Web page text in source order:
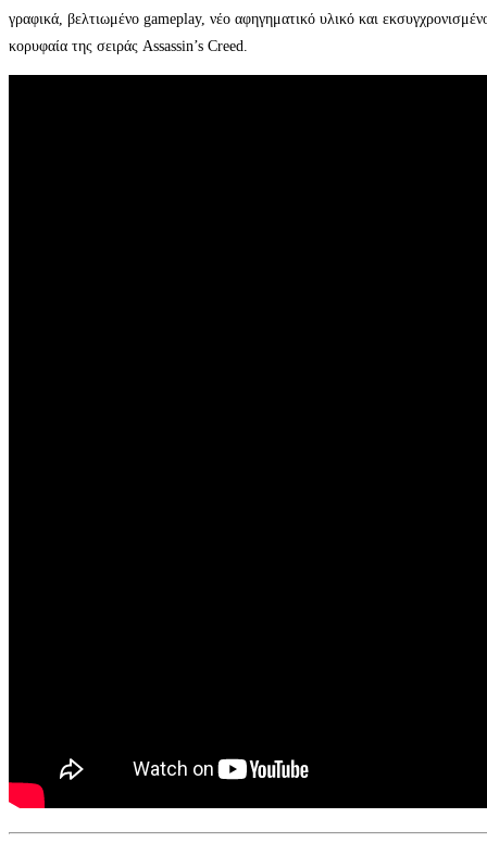
γραφικά, βελτιωμένο gameplay, νέο αφηγηματικό υλικό και
κορυφαία της σειράς Assassin’s Creed.